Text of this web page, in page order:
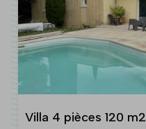
Villa 4 pièces 120 m2